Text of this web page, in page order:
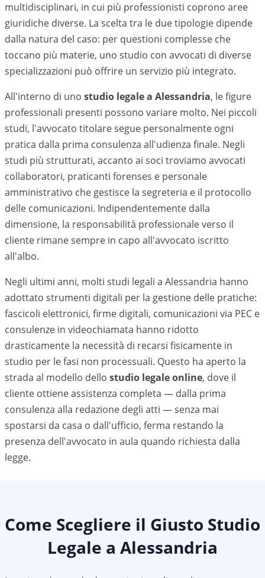
multidisciplinari, in cui più professionisti coprono aree
giuridiche diverse. La scelta tra le due tipologie dipende
dalla natura del caso: per questioni complesse che
toccano più materie, uno studio con avvocati di diverse
specializzazioni può offrire un servizio più integrato.
All'interno di uno studio legale a Alessandria, le figure
professionali presenti possono variare molto. Nei piccoli
studi, l'avvocato titolare segue personalmente ogni
pratica dalla prima consulenza all'udienza finale. Negli
studi più strutturati, accanto ai soci troviamo avvocati
collaboratori, praticanti forenses e personale
amministrativo che gestisce la segreteria e il protocollo
delle comunicazioni. Indipendentemente dalla
dimensione, la responsabilità professionale verso il
cliente rimane sempre in capo all'avvocato iscritto
all'albo.
Negli ultimi anni, molti studi legali a Alessandria hanno
adottato strumenti digitali per la gestione delle pratiche:
fascicoli elettronici, firme digitali, comunicazioni via PEC e
consulenze in videochiamata hanno ridotto
drasticamente la necessità di recarsi fisicamente in
studio per le fasi non processuali. Questo ha aperto la
strada al modello dello studio legale online, dove il
cliente ottiene assistenza completa — dalla prima
consulenza alla redazione degli atti — senza mai
spostarsi da casa o dall'ufficio, ferma restando la
presenza dell'avvocato in aula quando richiesta dalla
legge.
Come Scegliere il Giusto Studio
Legale a Alessandria